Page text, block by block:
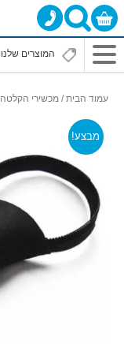
תפריט
עמוד הבית/ מכשירי הקלטה
מבצע!